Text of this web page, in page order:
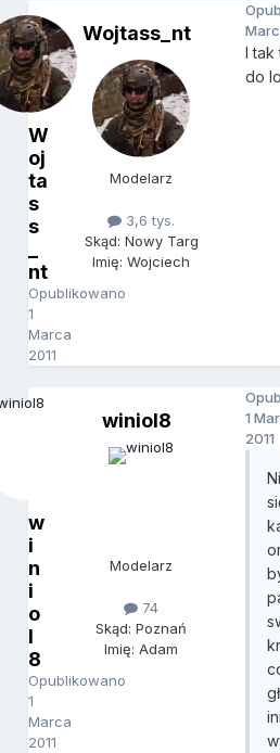
W
oj
ta
s
s
nt
Opublikowano
1
Marca
2011
Wojtass_nt
Modelarz
3,6 tys.
Skąd: Nowy Targ
Imię: Wojciech
I tak
do
w
i
n
i
o
l
8
Opublikowano
1
Marca
2011
winiol8
Modelarz
74
Skąd: Poznań
Imię: Adam
1
2011